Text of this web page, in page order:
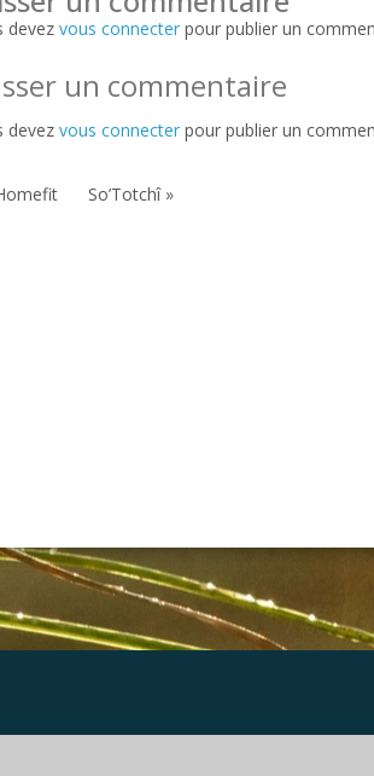
devez vous connecter pour publier un
un commentaire
devez vous connecter pour publier un
So’Totchî »